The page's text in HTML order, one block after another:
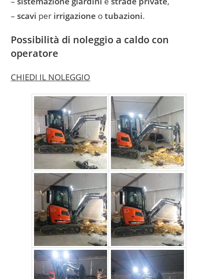
–scavi per irrigazione otubazioni.
Possibilità di noleggio a caldo con
operatore
CHIEDI IL NOLEGGIO